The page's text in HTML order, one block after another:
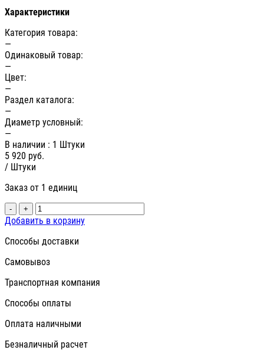
Характеристики
Категория товара:
—
Одинаковый товар:
—
Цвет:
—
Раздел каталога:
—
Диаметр условный:
—
В наличии : 1 Штуки
5 920 руб.
/ Штуки
Заказ от 1 единиц
- +
Добавить в корзину
Способы доставки
Самовывоз
Транспортная компания
Способы оплаты
Оплата наличными
Безналичный расчет